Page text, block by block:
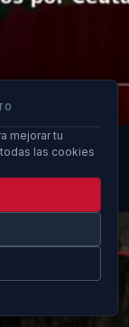
mejorar tu
las cookies
2030 con